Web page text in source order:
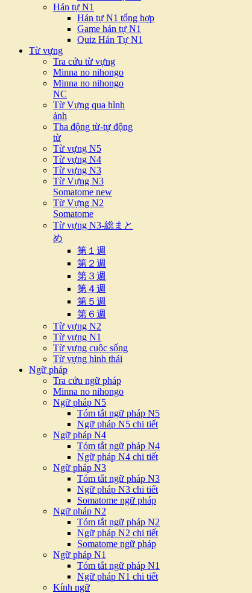
Hán tự N1
Hán tự N1 tổng hợp
Game hán tự N1
Quiz Hán Tự N1
Từ vựng
Tra cứu từ vựng
Minna no nihongo
Minna no nihongo
NC
Từ Vựng qua hình
ảnh
Tha động từ-tự động
từ
Từ vựng N5
Từ vựng N4
Từ vựng N3
Từ Vựng N3
Somatome new
Từ Vựng N2
Somatome
Từ vựng N3-総まと
め
第１週
第２週
第３週
第４週
第５週
第６週
Từ vựng N2
Từ vựng N1
Từ vựng cuộc sống
Từ vựng hình thái
Ngữ pháp
Tra cứu ngữ pháp
Minna no nihongo
Ngữ pháp N5
Tóm tắt ngữ pháp N5
Ngữ pháp N5 chi tiết
Ngữ pháp N4
Tóm tắt ngữ pháp N4
Ngữ pháp N4 chi tiết
Ngữ pháp N3
Tóm tắt ngữ pháp N3
Ngữ pháp N3 chi tiết
Somatome ngữ pháp
Ngữ pháp N2
Tóm tắt ngữ pháp N2
Ngữ pháp N2 chi tiết
Somatome ngữ pháp
Ngữ pháp N1
Tóm tắt ngữ pháp N1
Ngữ pháp N1 chi tiết
Kính ngữ